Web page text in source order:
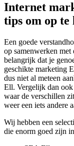
Internet
tips om op te
Een goede
op samenwerken
belangrijk dat je
geschikte marketing
dus niet al meteen
Ell. Vergelijk dan ook
waar de verschillen
weer een iets andere
Wij hebben een
die enorm goed zijn